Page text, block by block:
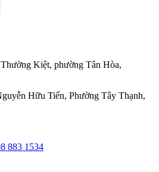
Kiệt, phường Tân Hòa,
Hữu Tiến, Phường Tây Thạnh,
883 1534